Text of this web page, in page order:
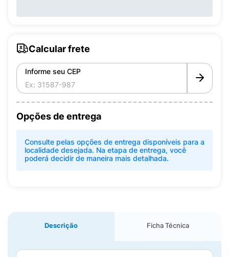
Calcular frete
Informe seu CEP
Opções de entrega
Consulte pelas opções de entrega disponíveis para a
localidade desejada. Na etapa de entrega, você
poderá decidir de maneira mais detalhada.
Descrição Ficha Técnica